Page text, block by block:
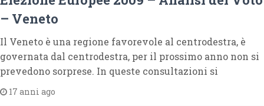
– Veneto
Il Veneto è una regione favorevole al centrodestra, è
governata dal centrodestra, per il prossimo anno non si
prevedono sorprese. In queste consultazioni si
17 anni ago